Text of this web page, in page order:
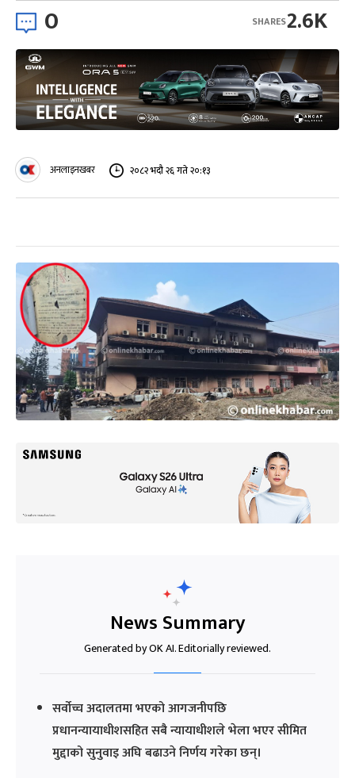
0 2.6K
SHARES
अनलाइनखबर २०८२ भदौ २६ गते २०:१३
News Summary
Generated by OK AI. Editorially reviewed.
सर्वोच्च अदालतमा भएको आगजनीपछि
प्रधानन्यायाधीशसहित सबै न्यायाधीशले भेला भएर सीमित
मुद्दाको सुनुवाइ अघि बढाउने निर्णय गरेका छन्।